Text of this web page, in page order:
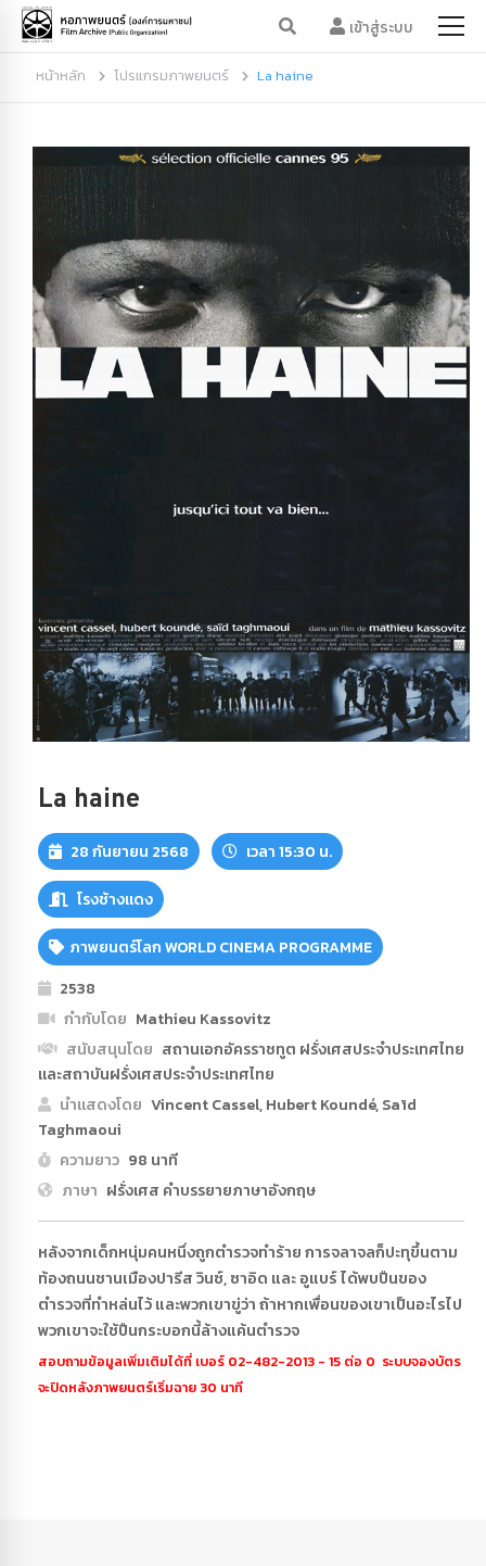
เข้าสู่ระบบ
หน้าหลัก โปรแกรมภาพยนตร์ La haine
La haine
28 กันยายน 2568 เวลา 15:30 น.
โรงช้างแดง
ภาพยนตร์โลก WORLD CINEMA PROGRAMME
2538
กำกับโดย Mathieu Kassovitz
สนับสนุนโดย สถานเอกอัครราชทูต ฝรั่งเศสประจําประเทศไทย
และสถาบันฝรั่งเศสประจําประเทศไทย
นำแสดงโดย Vincent Cassel, Hubert Koundé, Saïd
Taghmaoui
ความยาว 98 นาที
ภาษา ฝรั่งเศส คำบรรยายภาษาอังกฤษ
หลังจากเด็กหนุ่มคนหนึ่งถูกตำรวจทำร้าย การจลาจลก็ปะทุขึ้นตาม
ท้องถนนชานเมืองปารีส วินซ์, ซาอิด และ อูแบร์ ได้พบปืนของ
ตำรวจที่ทำหล่นไว้ และพวกเขาขู่ว่า ถ้าหากเพื่อนของเขาเป็นอะไรไป
พวกเขาจะใช้ปืนกระบอกนี้ล้างแค้นตำรวจ
สอบถามข้อมูลเพิ่มเติมได้ที่ เบอร์ 02-482-2013 - 15 ต่อ 0 ระบบจองบัตร
จะปิดหลังภาพยนตร์เริ่มฉาย 30 นาที